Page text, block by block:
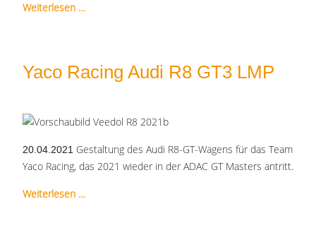
Weiterlesen …
Yaco Racing Audi R8 GT3 LMP
20.04.2021 Gestaltung des Audi R8-GT-Wagens für das Team
Yaco Racing, das 2021 wieder in der ADAC GT Masters antritt.
Weiterlesen …